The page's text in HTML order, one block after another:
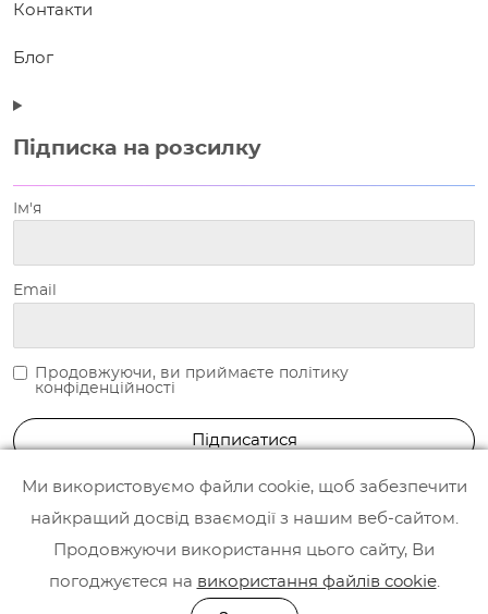
Контакти
Блог
Підписка на розсилку
Ім'я
Email
Продовжуючи, ви приймаєте політику
конфіденційності
Ми використовуємо файли cookie, щоб забезпечити
найкращий досвід взаємодії з нашим веб-сайтом.
Продовжуючи використання цього сайту, Ви
погоджуєтеся на використання файлів cookie.